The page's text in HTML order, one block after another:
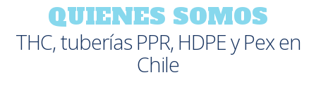
QUIENES SOMOS
THC, tuberías PPR, HDPE y Pex en
Chile